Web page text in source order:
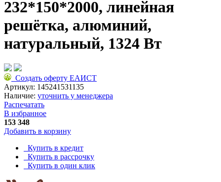
232*150*2000, линейная
решётка, алюминий,
натуральный, 1324 Вт
Создать оферту ЕАИСТ
Артикул: 145241531135
Наличие: уточнить у менеджера
Распечатать
В избранное
153 348
Добавить в корзину
Купить в кредит
Купить в рассрочку
Купить в один клик